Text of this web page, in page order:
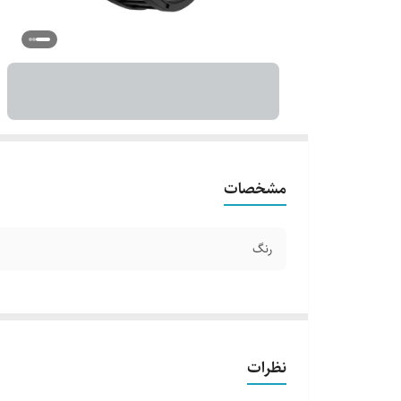
مشخصات
رنگ
نظرات